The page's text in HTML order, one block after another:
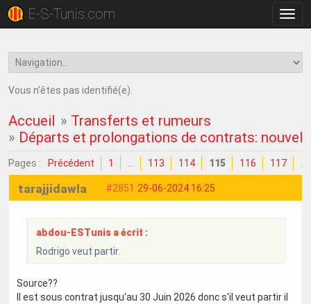
la
E-S-Tunis.com
Vous n'êtes pas identifié(e).
Accueil » Transferts et rumeurs
» Départs et prolongations de contrats:
Pages : Précédent 1 113 114 115 116 117
#2851 29-06-2024 16:25
tarajjidawla
abdou-ESTunis a écrit :
Rodrigo veut partir.
Source??
Il est sous contrat jusqu'au 30 Juin 2026 donc s'il veut partir il